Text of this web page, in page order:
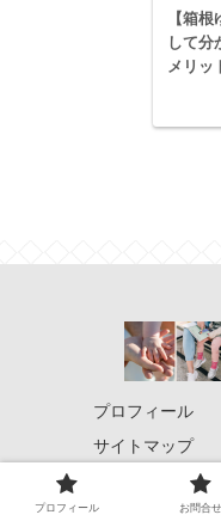
【箱
して分
メリッ
プロフィール
サイトマップ
© 2022 旅×本！お得
プロフィール お問合せ